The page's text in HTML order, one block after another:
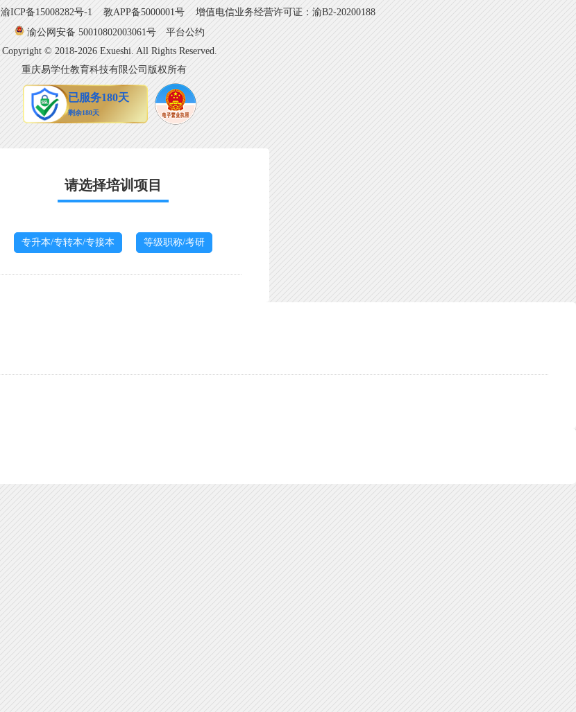
渝ICP备15008282号-1 教APP备5000001号 增值电信业务经营许可证：渝B2-20200188
渝公网安备 50010802003061号
平台公约
Copyright © 2018-2026 Exueshi. All Rights Reserved.
重庆易学仕教育科技有限公司版权所有
请选择培训项目
专升本/专转本/专接本 等级职称/考研